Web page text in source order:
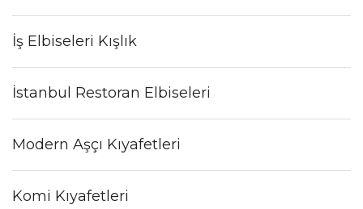
İş Elbiseleri Kışlık
İstanbul Restoran Elbiseleri
Modern Aşçı Kıyafetleri
Komi Kıyafetleri